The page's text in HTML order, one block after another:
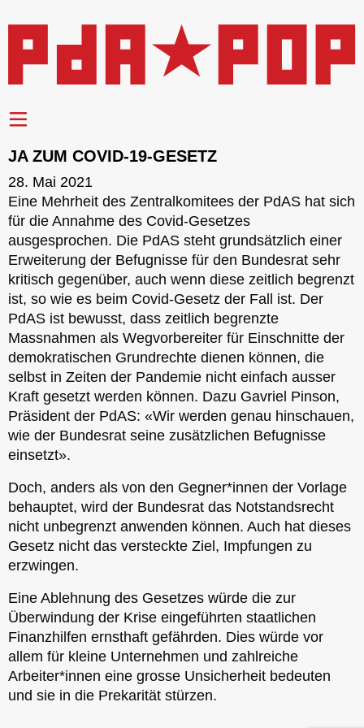
JA ZUM COVID-19-GESETZ
28. Mai 2021
Eine Mehrheit des Zentralkomitees der PdAS hat sich
für die Annahme des Covid-Gesetzes
ausgesprochen. Die PdAS steht grundsätzlich einer
Erweiterung der Befugnisse für den Bundesrat sehr
kritisch gegenüber, auch wenn diese zeitlich begrenzt
ist, so wie es beim Covid-Gesetz der Fall ist. Der
PdAS ist bewusst, dass zeitlich begrenzte
Massnahmen als Wegvorbereiter für Einschnitte der
demokratischen Grundrechte dienen können, die
selbst in Zeiten der Pandemie nicht einfach ausser
Kraft gesetzt werden können. Dazu Gavriel Pinson,
Präsident der PdAS: «Wir werden genau hinschauen,
wie der Bundesrat seine zusätzlichen Befugnisse
einsetzt».
Doch, anders als von den Gegner*innen der Vorlage
behauptet, wird der Bundesrat das Notstandsrecht
nicht unbegrenzt anwenden können. Auch hat dieses
Gesetz nicht das versteckte Ziel, Impfungen zu
erzwingen.
Eine Ablehnung des Gesetzes würde die zur
Überwindung der Krise eingeführten staatlichen
Finanzhilfen ernsthaft gefährden. Dies würde vor
allem für kleine Unternehmen und zahlreiche
Arbeiter*innen eine grosse Unsicherheit bedeuten
und sie in die Prekarität stürzen.